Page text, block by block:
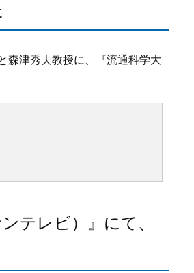
森津秀夫教授に、『流通科学大
テレビ）』にて、